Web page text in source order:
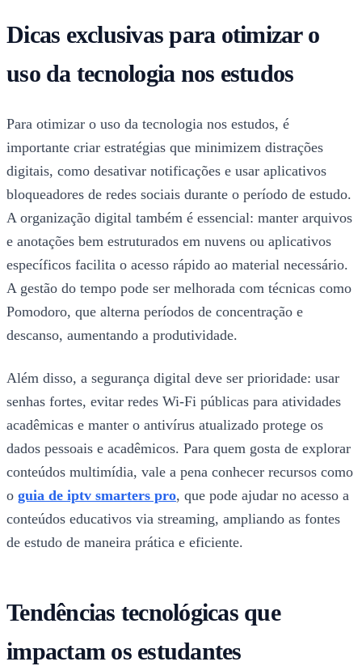
Dicas exclusivas para otimizar o
uso da tecnologia nos estudos
Para otimizar o uso da tecnologia nos estudos, é
importante criar estratégias que minimizem distrações
digitais, como desativar notificações e usar aplicativos
bloqueadores de redes sociais durante o período de estudo.
A organização digital também é essencial: manter arquivos
e anotações bem estruturados em nuvens ou aplicativos
específicos facilita o acesso rápido ao material necessário.
A gestão do tempo pode ser melhorada com técnicas como
Pomodoro, que alterna períodos de concentração e
descanso, aumentando a produtividade.
Além disso, a segurança digital deve ser prioridade: usar
senhas fortes, evitar redes Wi-Fi públicas para atividades
acadêmicas e manter o antivírus atualizado protege os
dados pessoais e acadêmicos. Para quem gosta de explorar
conteúdos multimídia, vale a pena conhecer recursos como
o guia de iptv smarters pro, que pode ajudar no acesso a
conteúdos educativos via streaming, ampliando as fontes
de estudo de maneira prática e eficiente.
Tendências tecnológicas que
impactam os estudantes